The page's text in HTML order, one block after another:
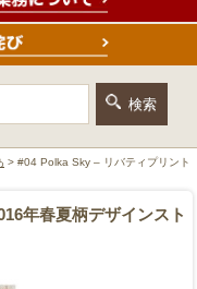
> #04 Polka Sky – リバティプリント
年春夏柄デザインスト